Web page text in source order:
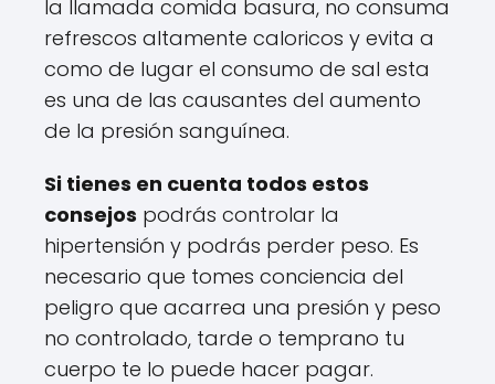
la llamada comida basura, no consuma
refrescos altamente caloricos y evita a
como de lugar el consumo de sal esta
es una de las causantes del aumento
de la presión sanguínea.
Si tienes en cuenta todos estos
consejos podrás controlar la
hipertensión y podrás perder peso. Es
necesario que tomes conciencia del
peligro que acarrea una presión y peso
no controlado, tarde o temprano tu
cuerpo te lo puede hacer pagar.